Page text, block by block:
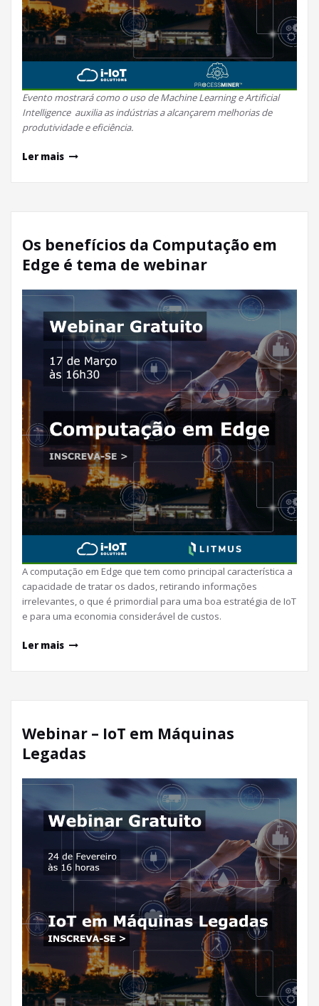
Evento mostrará como o uso de Machine Learning e Artificial
Intelligence auxilia as indústrias a alcançarem melhorias de
produtividade e eficiência.
Ler mais
Os benefícios da Computação em
Edge é tema de webinar
A computação em Edge que tem como principal característica a
capacidade de tratar os dados, retirando informações
irrelevantes, o que é primordial para uma boa estratégia de IoT
e para uma economia considerável de custos.
Ler mais
Webinar – IoT em Máquinas
Legadas